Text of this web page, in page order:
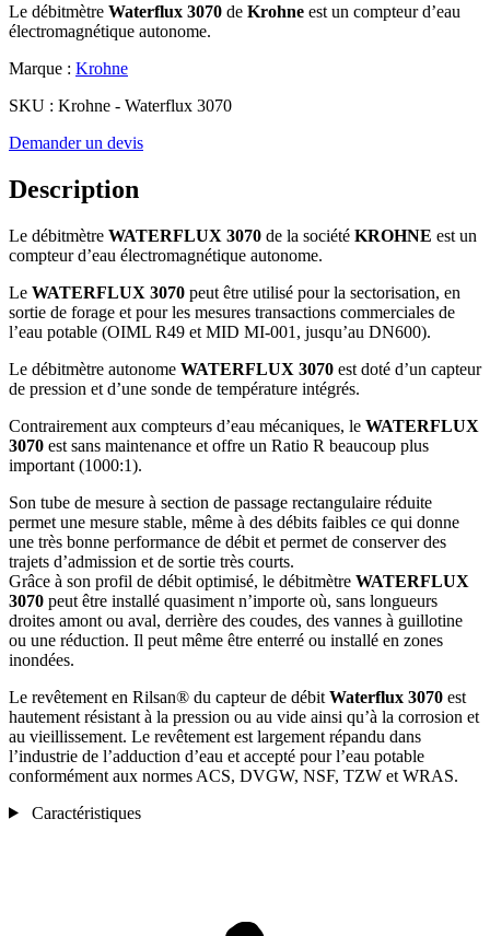
Le débitmètre Waterflux 3070 de Krohne est un compteur d’eau
électromagnétique autonome.
Marque : Krohne
SKU : Krohne - Waterflux 3070
Demander un devis
Description
Le débitmètre WATERFLUX 3070 de la société KROHNE est un
compteur d’eau électromagnétique autonome.
Le WATERFLUX 3070 peut être utilisé pour la sectorisation, en
sortie de forage et pour les mesures transactions commerciales de
l’eau potable (OIML R49 et MID MI-001, jusqu’au DN600).
Le débitmètre autonome WATERFLUX 3070 est doté d’un capteur
de pression et d’une sonde de température intégrés.
Contrairement aux compteurs d’eau mécaniques, le WATERFLUX
3070 est sans maintenance et offre un Ratio R beaucoup plus
important (1000:1).
Son tube de mesure à section de passage rectangulaire réduite
permet une mesure stable, même à des débits faibles ce qui donne
une très bonne performance de débit et permet de conserver des
trajets d’admission et de sortie très courts.
Grâce à son profil de débit optimisé, le débitmètre WATERFLUX
3070 peut être installé quasiment n’importe où, sans longueurs
droites amont ou aval, derrière des coudes, des vannes à guillotine
ou une réduction. Il peut même être enterré ou installé en zones
inondées.
Le revêtement en Rilsan® du capteur de débit Waterflux 3070 est
hautement résistant à la pression ou au vide ainsi qu’à la corrosion et
au vieillissement. Le revêtement est largement répandu dans
l’industrie de l’adduction d’eau et accepté pour l’eau potable
conformément aux normes ACS, DVGW, NSF, TZW et WRAS.
Caractéristiques